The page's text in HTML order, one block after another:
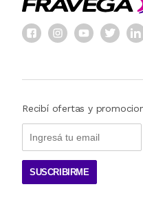
Recibí ofertas y
SUSCRIBIRME